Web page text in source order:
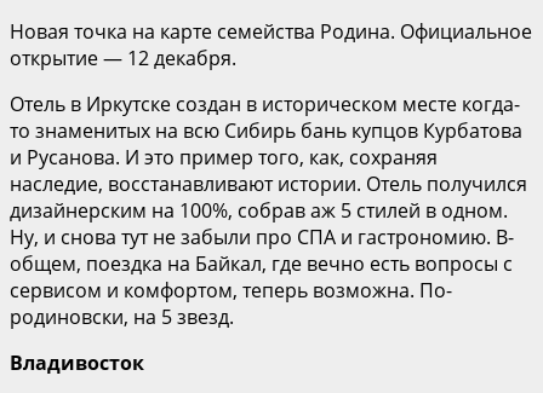
Новая точка на карте семейства Родина. Официальное
открытие — 12 декабря.
Отель в Иркутске создан в историческом месте когда-
то знаменитых на всю Сибирь бань купцов Курбатова
и Русанова. И это пример того, как, сохраняя
наследие, восстанавливают истории. Отель получился
дизайнерским на 100%, собрав аж 5 стилей в одном.
Ну, и снова тут не забыли про СПА и гастрономию. В-
общем, поездка на Байкал, где вечно есть вопросы с
сервисом и комфортом, теперь возможна. По-
родиновски, на 5 звезд.
Владивосток